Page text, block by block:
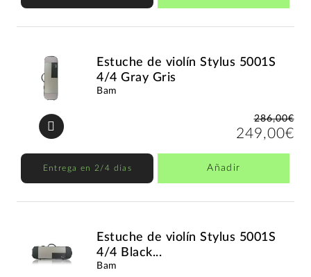
Estuche de violín Stylus 5001S
4/4 Gray Gris
Bam
286,00€
249,00€
Entrega en 2/4 días Añadir
Estuche de violín Stylus 5001S
4/4 Black...
Bam